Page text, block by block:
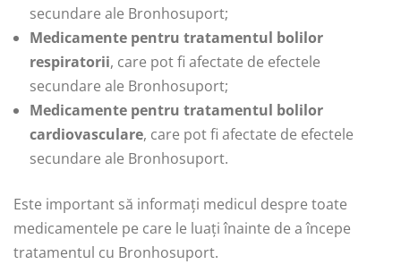
secundare ale Bronhosuport;
Medicamente pentru tratamentul bolilor
respiratorii, care pot fi afectate de efectele
secundare ale Bronhosuport;
Medicamente pentru tratamentul bolilor
cardiovasculare, care pot fi afectate de efectele
secundare ale Bronhosuport.
Este important să informați medicul despre toate
medicamentele pe care le luați înainte de a începe
tratamentul cu Bronhosuport.